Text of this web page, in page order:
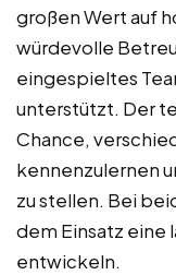
großen Wert auf
würdevolle
eingespieltes
unterstützt. Der
Chance,
kennenzulernen
zu stellen. Bei
dem Einsatz
entwickeln.